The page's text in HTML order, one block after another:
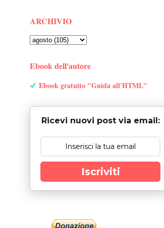
ARCHIVIO
Ebook dell'autore
Ebook gratuito "Guida all'HTML"
Ricevi nuovi post via email:
Iscriviti